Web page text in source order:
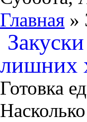
Главная »
лишних
Готовка